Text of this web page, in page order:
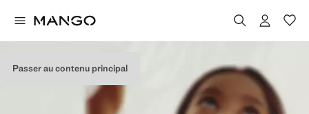
Passer au contenu principal